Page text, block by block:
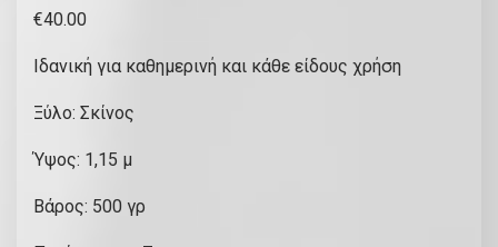
€40.00
Ιδανική για καθημερινή και κάθε είδους χρήση
Ξύλο: Σκίνος
Ύψος: 1,15 μ
Βάρος: 500 γρ